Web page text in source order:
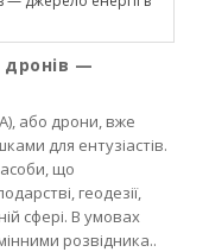
—
або дрони, вже
для ентузіастів.
що
геодезії,
сфері. В умовах
розвідника..